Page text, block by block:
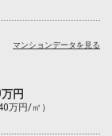
万円
万円/㎡）
マンションデータを見る